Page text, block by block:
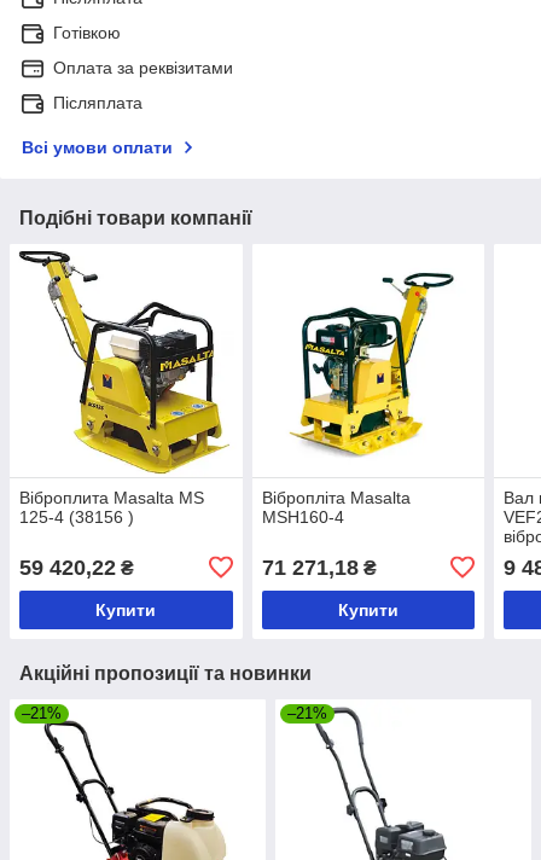
Готівкою
Оплата за реквізитами
Післяплата
Всі умови оплати
Подібні товари компанії
Віброплита Masalta MS
125-4 (38156 )
59 420,22 ₴
Купити
Вібропліта Masalta
MSH160-4
71 271,18₴
Купити
Вал
9
Акційні пропозиції та новинки
–21% –21%